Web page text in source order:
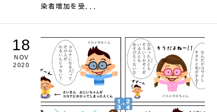
染者増加を受...
18
NOV
2020